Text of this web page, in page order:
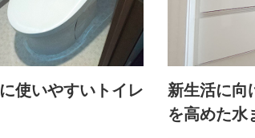
使いやすいトイレ
新生活に向
を高めた水